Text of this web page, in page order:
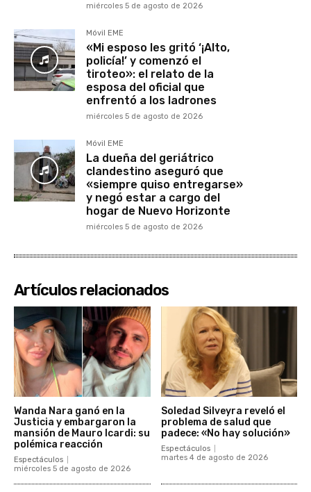
miércoles 5 de agosto de 2026
Móvil EME
«Mi esposo les gritó ‘¡Alto,
policía!’ y comenzó el
tiroteo»: el relato de la
esposa del oficial que
enfrentó a los ladrones
miércoles 5 de agosto de 2026
Móvil EME
La dueña del geriátrico
clandestino aseguró que
«siempre quiso entregarse»
y negó estar a cargo del
hogar de Nuevo Horizonte
miércoles 5 de agosto de 2026
Artículos relacionados
Wanda Nara ganó en la
Justicia y embargaron la
mansión de Mauro Icardi: su
polémica reacción
Espectáculos
miércoles 5 de agosto de 2026
Soledad Silveyra reveló el
problema de salud que
padece: «No hay solución»
Espectáculos
martes 4 de agosto de 2026